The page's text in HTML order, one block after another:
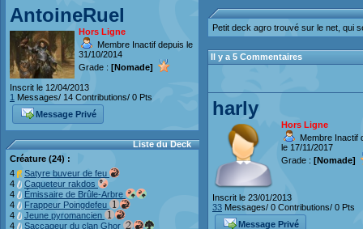
AntoineRuel
Hors Ligne
Membre Inactif depuis le
31/10/2014
Grade : [Nomade]
Inscrit le 12/04/2013
1 Messages/ 14 Contributions/ 0 Pts
Message Privé
Liste du Deck
Créature (24) :
4
Satyre buveur de feu
4
Caqueteur rakdos
4
Émissaire de Brûle-Arbre
4
Frappeur Poingdefeu
4
Jeune pyromancien
4
Saccageur du clan Ghor
Petit deck agro trouvé sur le net, qui
Il y a 5 Commentaires
harly
Hors Ligne
Membre Inactif
le 17/11/2017
Grade : [Nomade]
Inscrit le 23/01/2013
33 Messages/ 0 Contributions/ 0 Pts
Message Privé